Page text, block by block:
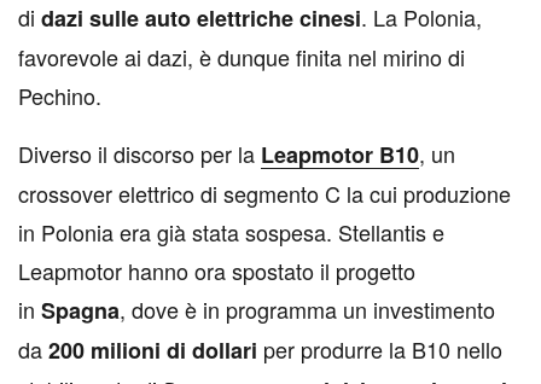
di dazi sulle auto elettriche cinesi. La Polonia,
favorevole ai dazi, è dunque finita nel mirino di
Pechino.
Diverso il discorso per la Leapmotor B10, un
crossover elettrico di segmento C la cui produzione
in Polonia era già stata sospesa. Stellantis e
Leapmotor hanno ora spostato il progetto
in Spagna, dove è in programma un investimento
da200 milioni di dollari per produrre la B10 nello